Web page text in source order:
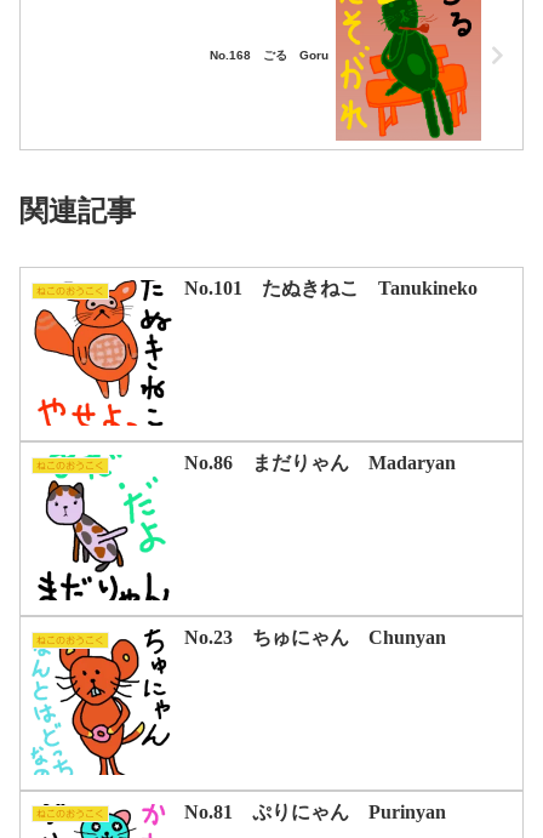
No.168 ごる Goru
関連記事
ねこのおうこく No.101 たぬきねこ Tanukineko
ねこのおうこく No.86 まだりゃん Madaryan
ねこのおうこく No.23 ちゅにゃん Chunyan
ねこのおうこく No.81 ぷりにゃん Purinyan